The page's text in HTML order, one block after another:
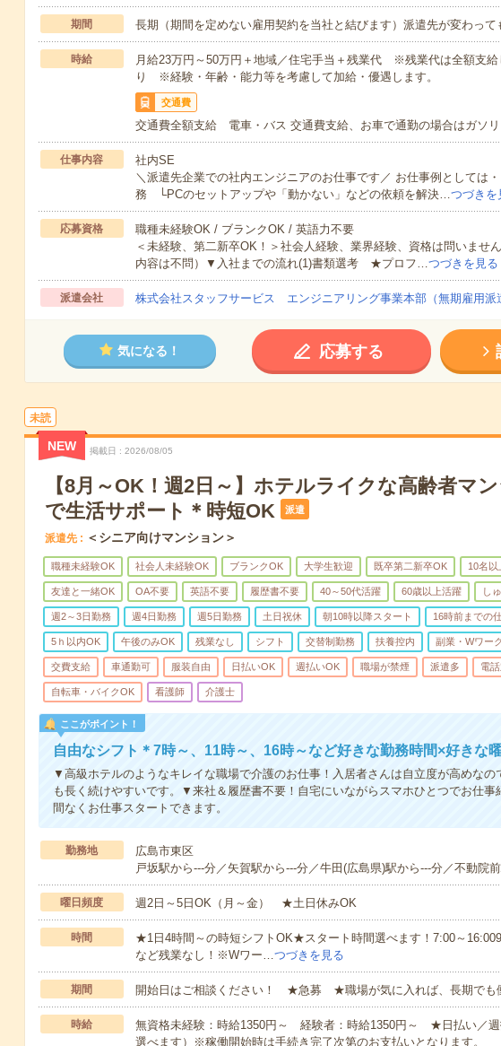
期間 長期（期間を定めない雇用契約を当社と結びます）派遣先が変わって
時給
月給23万円～50万円＋地域／住宅手当＋残業代 ※残業代は全額支
り ※経験・年齢・能力等を考慮して加給・優遇します。
交通費
交通費全額支給 電車・バス 交通費支給、お車で通勤の場合はガソ
仕事内容
社内SE
＼派遣先企業での社内エンジニアのお仕事です／ お仕事例としては
務 └PCのセットアップや「動かない」などの依頼を解決…つづきを
応募資格
職種未経験OK / ブランクOK / 英語力不要
＜未経験、第二新卒OK！＞社会人経験、業界経験、資格は問いませ
内容は不問）▼入社までの流れ(1)書類選考 ★プロフ…つづきを見る
派遣会社 株式会社スタッフサービス エンジニアリング事業本部（無期雇用派
気になる！ 応募する
未読
NEW 掲載日 2026/08/05
【8月～OK！週2日～】ホテルライクな高齢者マ
で生活サポート＊時短OK
派遣
派遣先 ＜シニア向けマンション＞
職種未経験OK 社会人未経験OK ブランクOK 大学生歓迎 既卒第二新卒OK 10名以
友達と一緒OK OA不要 英語不要 履歴書不要 40～50代活躍 60歳以上活躍 し
週2～3日勤務 週4日勤務 週5日勤務 土日祝休 朝10時以降スタート 16時前までの
5ｈ以内OK 午後のみOK 残業なし シフト 交替制勤務 扶養控内 副業・Wワー
交費支給 車通勤可 服装自由 日払いOK 週払いOK 職場が禁煙 派遣多 電
自転車・バイクOK 看護師 介護士
ここがポイント！
自由なシフト＊7時～、11時～、16時～など好きな勤務時間×好きな
▼高級ホテルのようなキレイな職場で介護のお仕事！入居者さんは自立度が高めなの
も長く続けやすいです。▼来社＆履歴書不要！自宅にいながらスマホひとつでお仕事
間なくお仕事スタートできます。
勤務地
広島市東区
戸坂駅から---分／矢賀駅から---分／牛田(広島県)駅から---分／不動院
曜日頻度 週2日～5日OK（月～金） ★土日休みOK
時間
★1日4時間～の時短シフトOK★スタート時間選べます！7:00～
など残業なし！※Wワー…つづきを見る
期間 開始日はご相談ください！ ★急募 ★職場が気に入れば、長期でも
時給
無資格未経験：時給1350円～ 経験者：時給1350円～ ★日払い／週
選べます）※稼働開始時は手続き完了次第のお支払いとなります。